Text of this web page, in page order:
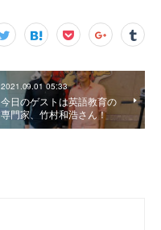
2021.09.01 05:33
今日のゲストは英語教育の
専門家、竹村和浩さん！